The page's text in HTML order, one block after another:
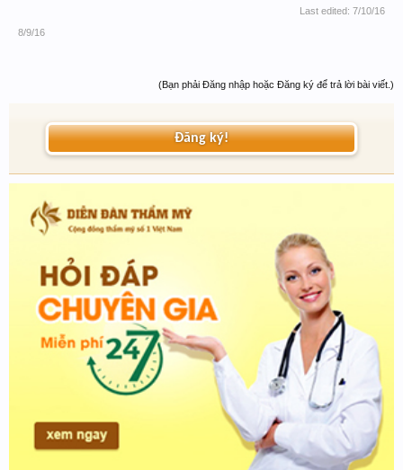
Last edited: 7/10/16
8/9/16
(Bạn phải Đăng nhập hoặc Đăng ký để trả lời bài viết.)
Đăng ký!